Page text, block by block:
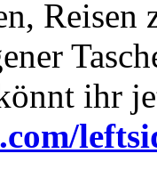
Reisen
ihr